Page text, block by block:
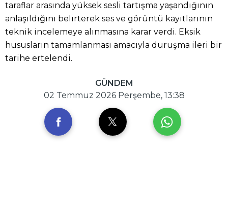
taraflar arasında yüksek sesli tartışma yaşandığının
anlaşıldığını belirterek ses ve görüntü kayıtlarının
teknik incelemeye alınmasına karar verdi. Eksik
hususların tamamlanması amacıyla duruşma ileri bir
tarihe ertelendi.
GÜNDEM
02 Temmuz 2026 Perşembe, 13:38